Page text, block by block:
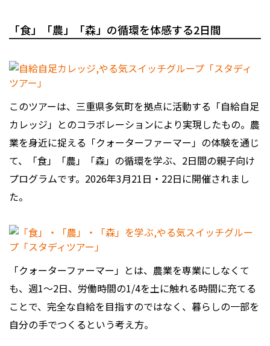
「食」「農」「森」の循環を体感する2日間
このツアーは、三重県多気町を拠点に活動する「自給自足
カレッジ」とのコラボレーションにより実現したもの。農
業を身近に捉える「クォーターファーマー」の体験を通じ
て、「食」「農」「森」の循環を学ぶ、2日間の親子向け
プログラムです。2026年3月21日・22日に開催されまし
た。
「クォーターファーマー」とは、農業を専業にしなくて
も、週1〜2日、労働時間の1/4を土に触れる時間に充てる
ことで、完全な自給を目指すのではなく、暮らしの一部を
自分の手でつくるという考え方。